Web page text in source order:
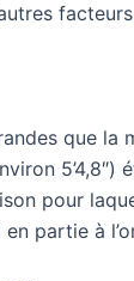
que la
pour
partie à